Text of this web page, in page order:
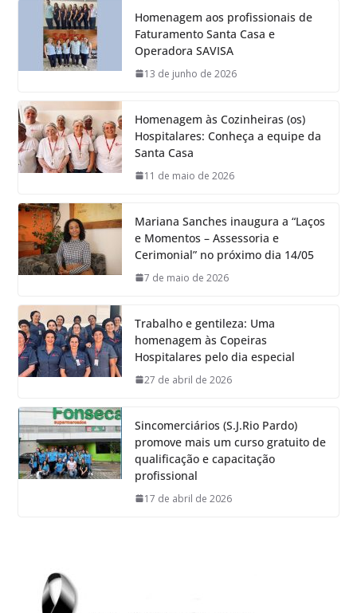
Homenagem aos profissionais de
Faturamento Santa Casa e
Operadora SAVISA
13 de junho de 2026
Homenagem às Cozinheiras (os)
Hospitalares: Conheça a equipe da
Santa Casa
11 de maio de 2026
Mariana Sanches inaugura a “Laços
e Momentos – Assessoria e
Cerimonial” no próximo dia 14/05
7 de maio de 2026
Trabalho e gentileza: Uma
homenagem às Copeiras
Hospitalares pelo dia especial
27 de abril de 2026
Sincomerciários (S.J.Rio Pardo)
promove mais um curso gratuito de
qualificação e capacitação
profissional
17 de abril de 2026